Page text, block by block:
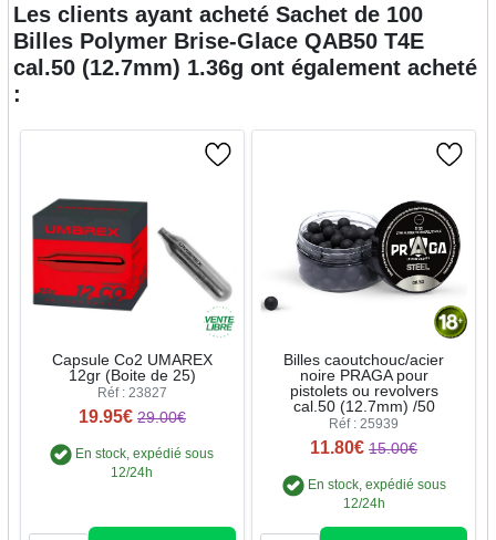
Les clients ayant acheté Sachet de 100
Billes Polymer Brise-Glace QAB50 T4E
cal.50 (12.7mm) 1.36g ont également acheté
:
Capsule Co2 UMAREX
12gr (Boite de 25)
Réf : 23827
19.95€ 29.00€
En stock, expédié sous
12/24h
Billes caoutchouc/acier
noire PRAGA pour
pistolets ou revolvers
cal.50 (12.7mm) /50
Réf : 25939
11.80€ 15.00€
En stock, expédié sous
12/24h